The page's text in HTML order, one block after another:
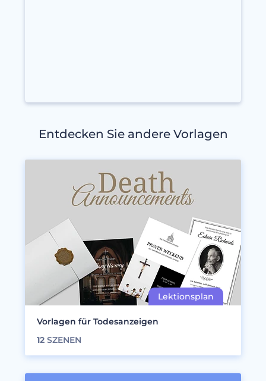
Entdecken Sie andere Vorlagen
Vorlagen für Todesanzeigen
12 SZENEN